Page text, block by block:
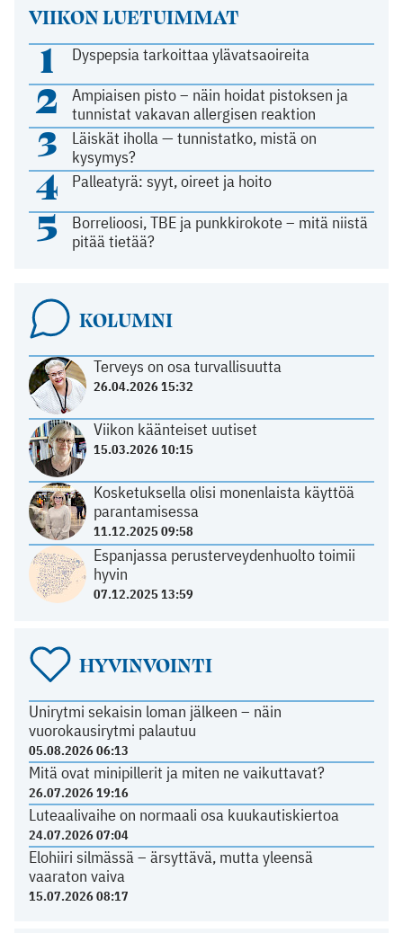
VIIKON LUETUIMMAT
1 Dyspepsia tarkoittaa ylävatsaoireita
2
Ampiaisen pisto – näin hoidat pistoksen ja
tunnistat vakavan allergisen reaktion
3
Läiskät iholla — tunnistatko, mistä on
kysymys?
4 Palleatyrä: syyt, oireet ja hoito
5
Borrelioosi, TBE ja punkkirokote – mitä niistä
pitää tietää?
KOLUMNI
Terveys on osa turvallisuutta
26.04.2026 15:32
Viikon käänteiset uutiset
15.03.2026 10:15
Kosketuksella olisi monenlaista käyttöä
parantamisessa
11.12.2025 09:58
Espanjassa perusterveydenhuolto toimii
hyvin
07.12.2025 13:59
HYVINVOINTI
Unirytmi sekaisin loman jälkeen – näin
vuorokausirytmi palautuu
05.08.2026 06:13
Mitä ovat minipillerit ja miten ne vaikuttavat?
26.07.2026 19:16
Luteaalivaihe on normaali osa kuukautiskiertoa
24.07.2026 07:04
Elohiiri silmässä – ärsyttävä, mutta yleensä
vaaraton vaiva
15.07.2026 08:17